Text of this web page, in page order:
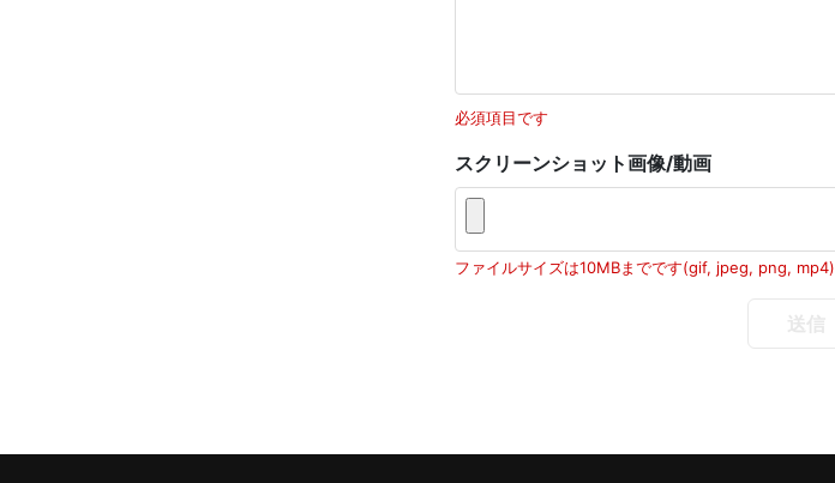
必須項目です
スクリーンショット画像/動画
ファイルサイズは10MBまでです(gif, jpeg, png, mp4)